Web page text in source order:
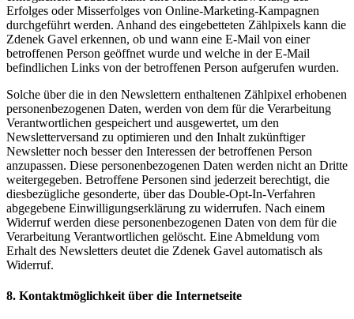
Erfolges oder Misserfolges von Online-Marketing-Kampagnen
durchgeführt werden. Anhand des eingebetteten Zählpixels kann die
Zdenek Gavel erkennen, ob und wann eine E-Mail von einer
betroffenen Person geöffnet wurde und welche in der E-Mail
befindlichen Links von der betroffenen Person aufgerufen wurden.
Solche über die in den Newslettern enthaltenen Zählpixel erhobenen
personenbezogenen Daten, werden von dem für die Verarbeitung
Verantwortlichen gespeichert und ausgewertet, um den
Newsletterversand zu optimieren und den Inhalt zukünftiger
Newsletter noch besser den Interessen der betroffenen Person
anzupassen. Diese personenbezogenen Daten werden nicht an Dritte
weitergegeben. Betroffene Personen sind jederzeit berechtigt, die
diesbezügliche gesonderte, über das Double-Opt-In-Verfahren
abgegebene Einwilligungserklärung zu widerrufen. Nach einem
Widerruf werden diese personenbezogenen Daten von dem für die
Verarbeitung Verantwortlichen gelöscht. Eine Abmeldung vom
Erhalt des Newsletters deutet die Zdenek Gavel automatisch als
Widerruf.
8. Kontaktmöglichkeit über die Internetseite